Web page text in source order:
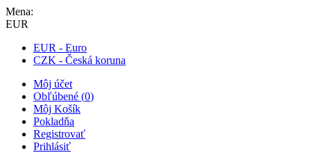
Mena:
EUR
EUR - Euro
CZK - Česká koruna
Môj účet
Obľúbené (0)
Môj Košík
Pokladňa
Registrovať
Prihlásiť